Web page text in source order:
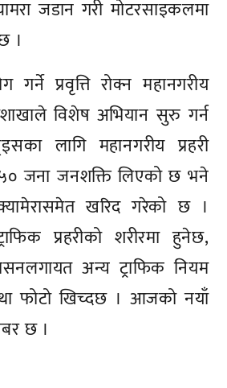
जडान गरी मोटरसाइकलमा
।
गर्ने प्रवृत्ति रोक्न महानगरीय
विशेष अभियान सुरु गर्न
लागि महानगरीय प्रहरी
जना जनशक्ति लिएको छ भने
खरिद गरेको छ ।
प्रहरीको शरीरमा हुनेछ,
अन्य ट्राफिक नियम
फोटो खिच्दछ । आजको नयाँ
छ ।